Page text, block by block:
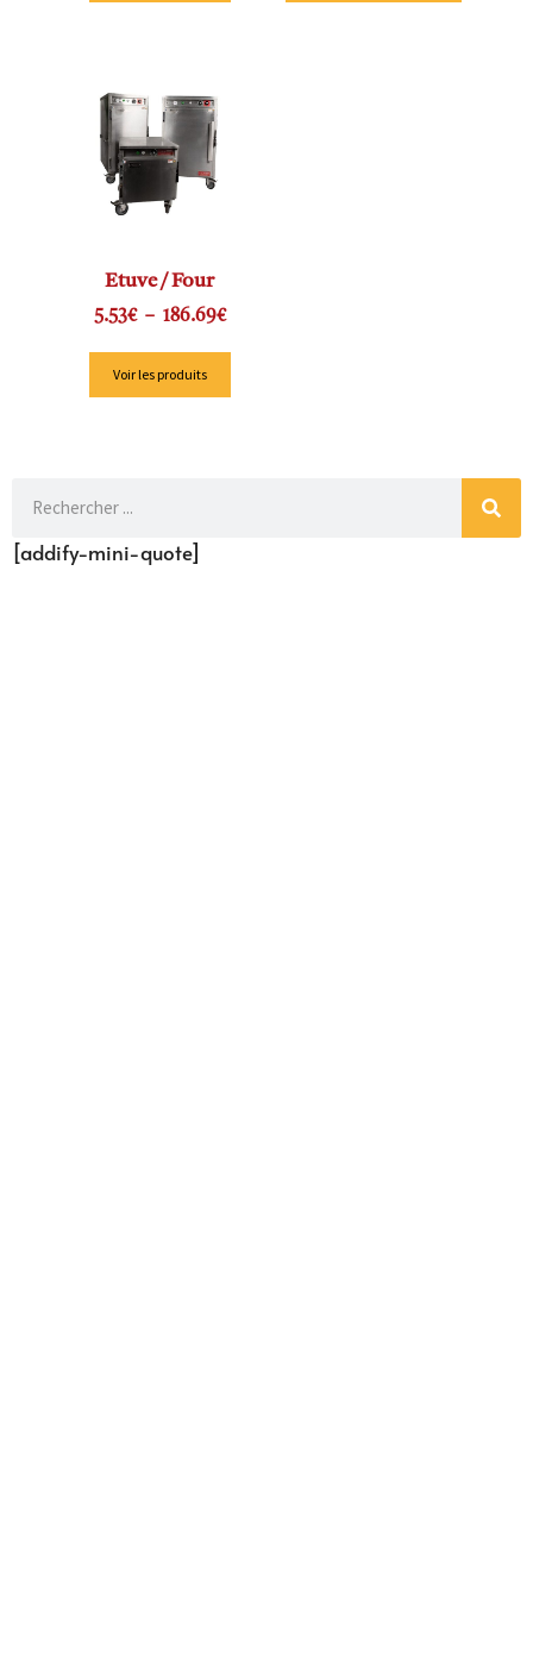
Etuve / Four
5.53€ – 186.69€
Voir les produits
[addify-mini-quote]